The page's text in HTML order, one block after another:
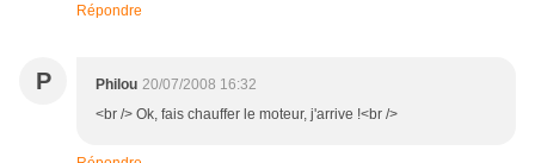
Répondre
P Philou 20/07/2008 16:32
<br /> Ok, fais chauffer le moteur, j'arrive !<br />